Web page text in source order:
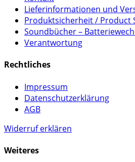
Lieferinformationen und
Produktsicherheit / Product
Soundbücher –
Verantwortung
Rechtliches
Impressum
Datenschutzerklärung
AGB
Widerruf erklären
Weiteres